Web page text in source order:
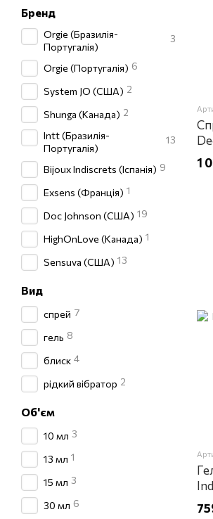
1
Бренд
Orgie (Бразилія-
Португалія)
3
Orgie (Португалія) 6
System JO (США) 2
Shunga (Канада) 2
Intt (Бразилія-
Португалія)
13
Bijoux Indiscrets (Іспанія) 9
Exsens (Франція) 1
Doc Johnson (США) 19
HighOnLove (Канада) 1
Sensuva (США) 13
Вид
спрей 7
гель 8
блиск 4
рідкий вібратор 2
Об'єм
10 мл 3
13 мл 1
15 мл 3
30 мл 6